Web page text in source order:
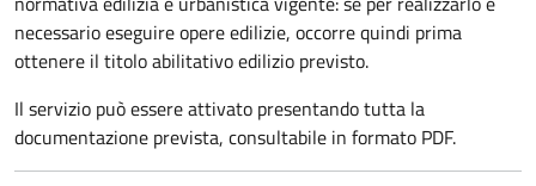
necessario eseguire opere edilizie, occorre quindi prima
ottenere il titolo abilitativo edilizio previsto.
Il servizio può essere attivato presentando tutta la
documentazione prevista, consultabile in formato PDF.